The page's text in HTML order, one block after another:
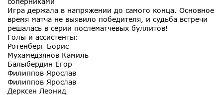
Игра держала в напряжении до самого конца. Основное
время матча не выявило победителя, и судьба встречи
решалась в серии послематчевых буллитов!
Голы и ассистенты:
Ротенберг Борис
Мухамедзянов Камиль
Балыбердин Егор
Филиппов Ярослав
Филиппов Ярослав
Дерксен Леонид